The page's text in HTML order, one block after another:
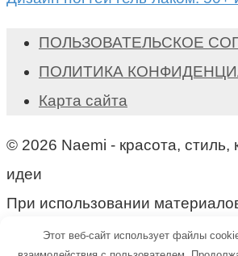
ПОЛЬЗОВАТЕЛЬСКОЕ
ПОЛИТИКА
Карта сайта
© 2026 Naemi - красота, стиль,
идеи
При использовании
активная ссылка на naemi.ru
Этот веб-сайт использует файлы